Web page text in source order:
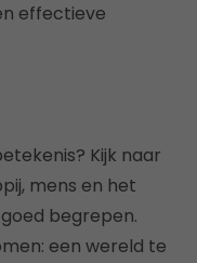
effectieve
Kijk naar
mens en het
begrepen.
een wereld te